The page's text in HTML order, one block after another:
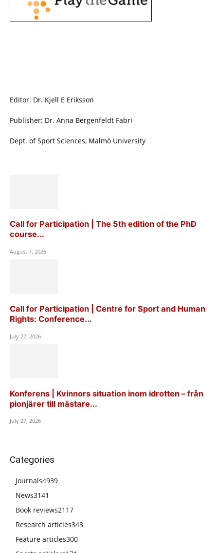
Editor: Dr. Kjell E Eriksson
Publisher: Dr. Anna Bergenfeldt Fabri
Dept. of Sport Sciences, Malmö University
Call for Participation | The 5th edition of the PhD
course...
August 7, 2026
Call for Participation | Centre for Sport and Human
Rights: Conference...
July 27, 2026
Konferens | Kvinnors situation inom idrotten – från
pionjärer till mästare...
July 27, 2026
Categories
Journals4939
News3141
Book reviews2117
Research articles343
Feature articles300